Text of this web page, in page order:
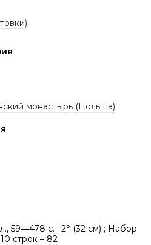
монастырь (Польша)
59―478 с. ; 2° (32 см) ; Набор
строк – 82